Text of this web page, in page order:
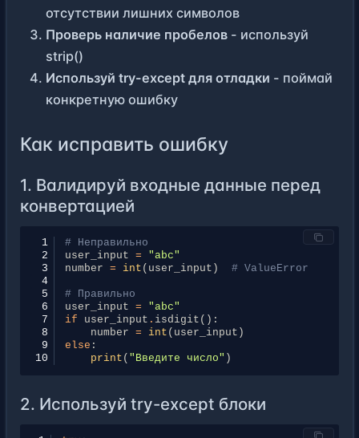
отсутствии лишних символов
Проверь наличие пробелов - используй
strip()
Используй try-except для отладки - поймай
конкретную ошибку
Как исправить ошибку
1. Валидируй входные данные перед
конвертацией
1
# Неправильно
2
user_input =
"abc"
3
number = int ( user_input )
# ValueError
4
5
# Правильно
6
user_input =
"abc"
7
if user_input . isdigit ():
8
number = int ( user_input )
9
else :
10
print ( "Введите число" )
2. Используй try-except блоки